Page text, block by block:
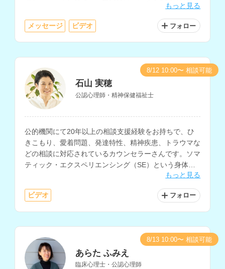
もっと見る
メッセージ ビデオ フォロー
石山 実穂
公認心理師・精神保健福祉士
公的機関にて20年以上の相談支援経験をお持ちで、ひ
きこもり、愛着問題、発達特性、精神疾患、トラウマな
どの相談に対応されているカウンセラーさんです。ソマ
ティック・エクスペリエンシング（SE）という身体か
らの心理アプローチを軸にカウンセリングを行われてい
もっと見る
ビデオ フォロー
8/12 10:00〜 相談可能
あらた ふみえ
臨床心理士・公認心理師
8/13 10:00〜 相談可能